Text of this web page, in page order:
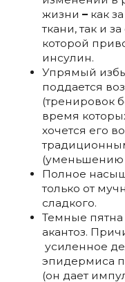
жизни –как
ткани, так и
которой
инсулин.
Упрямый
поддается
(тренировок
время
хочется его
(уменьшению
Полное
только от
сладкого.
Темные
акантоз.
усиленное
эпидермиса
(он дает